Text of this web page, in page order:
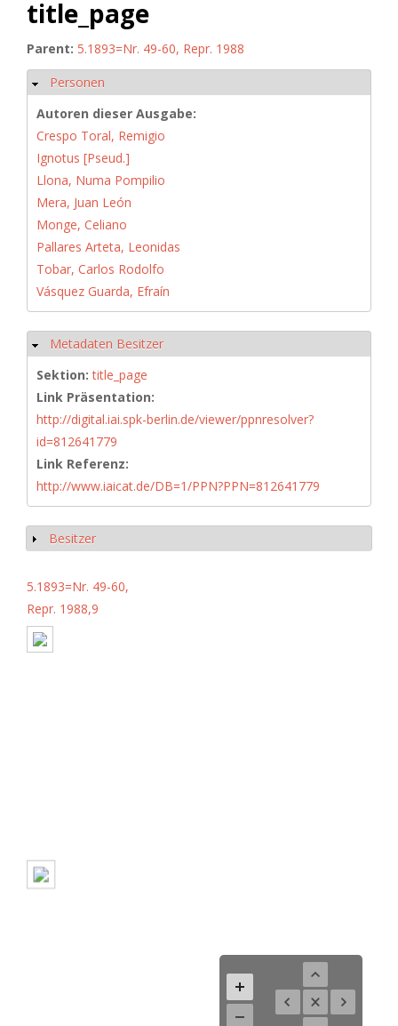
title_page
Parent: 5.1893=Nr. 49-60, Repr. 1988
Ausblenden
Personen
Autoren dieser Ausgabe:
Crespo Toral, Remigio
Ignotus [Pseud.]
Llona, Numa Pompilio
Mera, Juan León
Monge, Celiano
Pallares Arteta, Leonidas
Tobar, Carlos Rodolfo
Vásquez Guarda, Efraín
Ausblenden
Metadaten Besitzer
Sektion:title_page
Link Präsentation:
http://digital.iai.spk-berlin.de/viewer/ppnresolver?
id=812641779
Link Referenz:
http://www.iaicat.de/DB=1/PPN?PPN=812641779
Anzeigen
Besitzer
5.1893=Nr. 49-60,
Repr. 1988,9